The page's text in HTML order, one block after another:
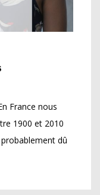
France nous
1900 et 2010
dû